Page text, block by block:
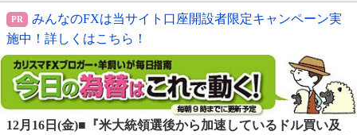
みんなのFXは当サイト口座開設者限定キャンペーン実
施中！詳しくはこちら！
12月16日(金)■『米大統領選後から加速しているドル買い及